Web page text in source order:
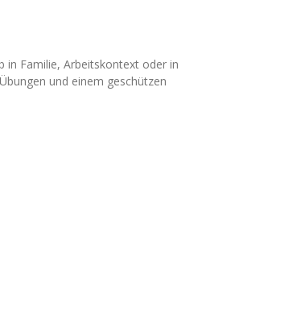
in Familie, Arbeitskontext oder in
und einem geschützen